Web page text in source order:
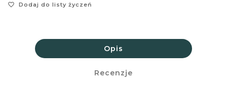
favorite_border
Dodaj do listy życzeń
Opis
Recenzje